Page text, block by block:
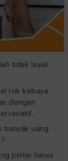
tidak layak
rok kebaya
dengan
banyak uang
pintar harus